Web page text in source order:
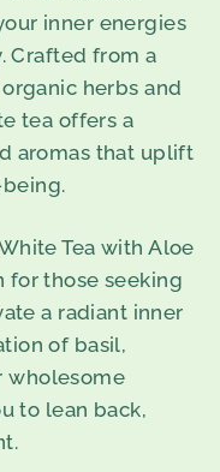
inner energies
Crafted from a
herbs and
tea offers a
aromas that uplift
Tea with Aloe
for those seeking
a radiant inner
of basil,
wholesome
to lean back,